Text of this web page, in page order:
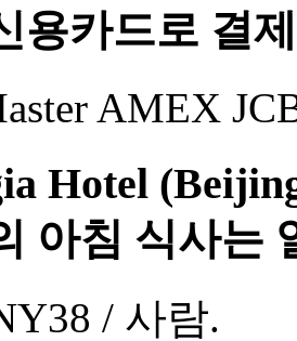
용카드로 결
AMEX
Hotel
아침 식사는
/ 사람.